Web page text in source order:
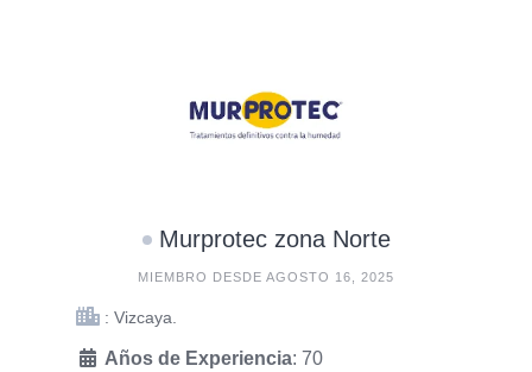
Murprotec zona Norte
MIEMBRO DESDE AGOSTO 16, 2025
: Vizcaya.
Años de Experiencia: 70